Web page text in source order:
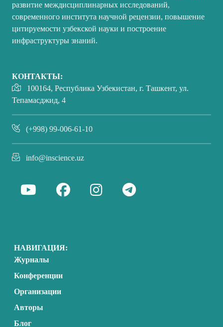
развитие междисциплинарных исследований,
современного института научной рецензии, повышение
цитируемости узбекской науки и построение
инфраструктуры знаний.
КОНТАКТЫ:
100164, Республика Узбекистан, г. Ташкент, ул.
Тепамасджид, 4
(+998) 99-006-61-10
info@inscience.uz
НАВИГАЦИЯ:
Журналы
Конференции
Организации
Авторы
Блог